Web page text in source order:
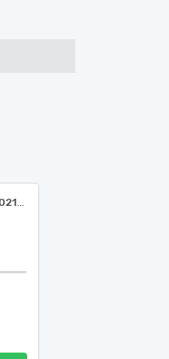
Дизельне паливо (Євро 5), талон, код ДК 021:2015 09130000-9 Нафта і дистиляти